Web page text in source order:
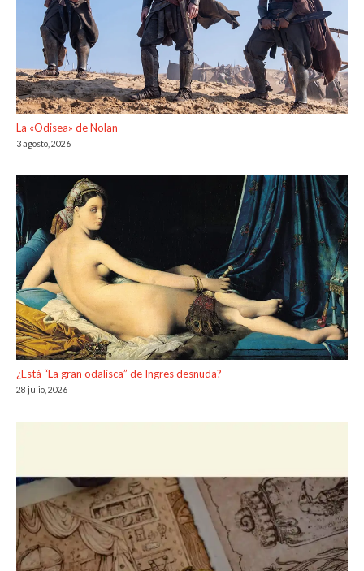
La «Odisea» de Nolan
3 agosto, 2026
¿Está “La gran odalisca” de Ingres desnuda?
28 julio, 2026